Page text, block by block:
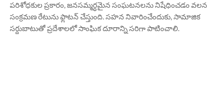
పరిశోధకుల ప్రకారం, జనసమ్మర్ధమైన సంఘటనలను నిషేధించడం వలన
సంక్రమణ రేటును ఫ్లాటన్ చేస్తుంది. సహన నివారించేందుకు, సామాజిక
సర్దుబాటుతో ప్రదేశాలలో సాంఘిక దూరాన్ని సరిగా పాటించాలి.